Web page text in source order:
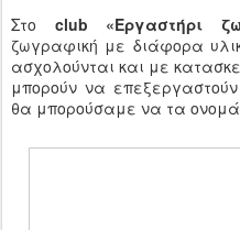
Στο club «Εργαστήρι
ζωγραφική με διάφορα
ασχολούνται και με
μπορούν να
θα μπορούσαμε να τα